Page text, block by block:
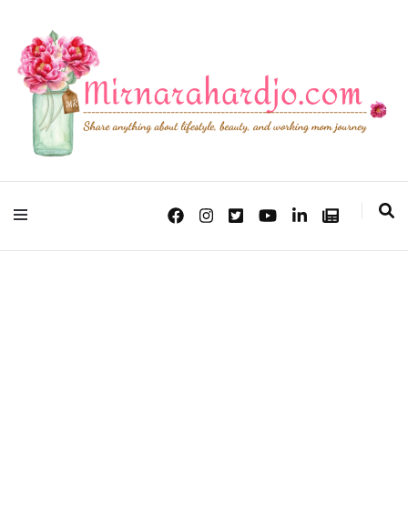
Mirna Rahardjo
Lifestyle, Beauty & Working Mom Journey